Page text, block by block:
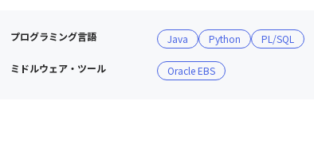
そんな従業員のがんばりを応援するために導入しました★
■ 現場・社員の雰囲気
・上司との1on1ミーティングの実施
プログラミング言語 Java Python PL/SQL
ミドルウェア・ツール Oracle EBS